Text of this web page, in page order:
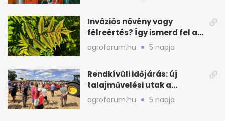
Inváziós növény vagy
félreértés? Így ismerd fel a
valódi kockázatot
agroforum.hu 5 napja
Rendkívüli időjárás: új
talajművelési utak a
gazdáknak
agroforum.hu 5 napja